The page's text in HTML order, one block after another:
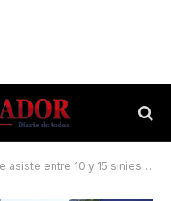
10 y 15 siniestros viales, por día